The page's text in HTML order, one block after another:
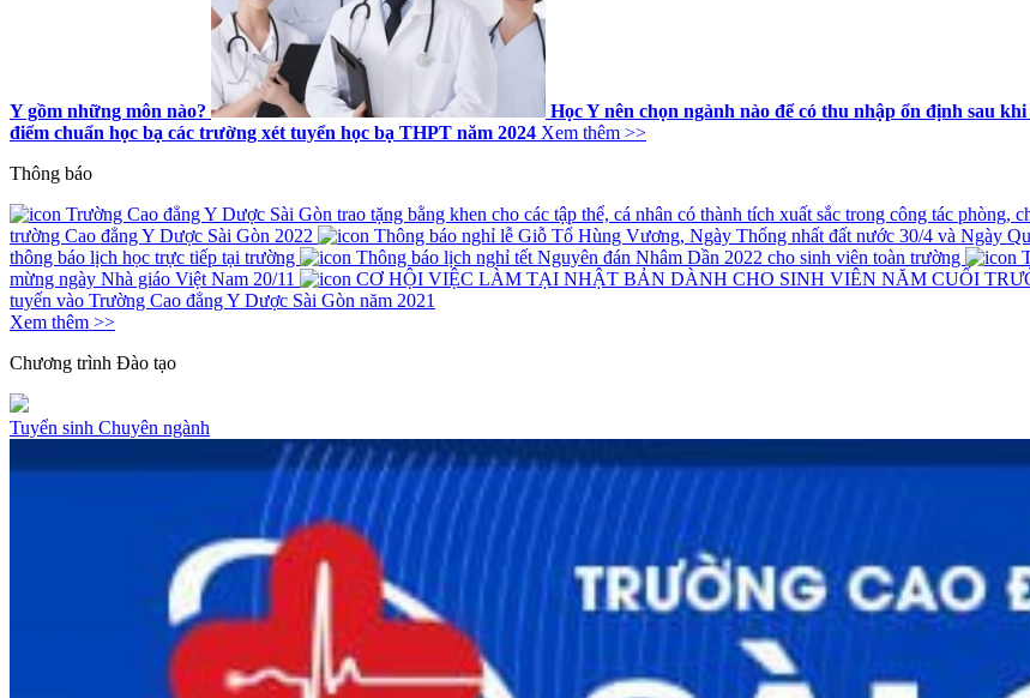
Y gồm những môn nào? Học Y nên chọn ngành nào để có thu nhập ổn định sau
điểm chuẩn học bạ các trường xét tuyển học bạ THPT năm 2024 Xem thêm >>
Thông báo
Trường Cao đẳng Y Dược Sài Gòn trao tặng bằng khen cho các tập thể, cá nhân có thành tích xuất sắc trong công tác phòng,
trường Cao đẳng Y Dược Sài Gòn 2022
Thông báo nghỉ lễ Giỗ Tổ Hùng Vương, Ngày Thống nhất đất nước 30/4 và Ngày
thông báo lịch học trực tiếp tại trường
Thông báo lịch nghỉ tết Nguyên đán Nhâm Dần 2022 cho sinh viên toàn trường
mừng ngày Nhà giáo Việt Nam 20/11
CƠ HỘI VIỆC LÀM TẠI NHẬT BẢN DÀNH CHO SINH VIÊN NĂM CUỐI
tuyến vào Trường Cao đẳng Y Dược Sài Gòn năm 2021
Xem thêm >>
Chương trình Đào tạo
Tuyển sinh Chuyên ngành